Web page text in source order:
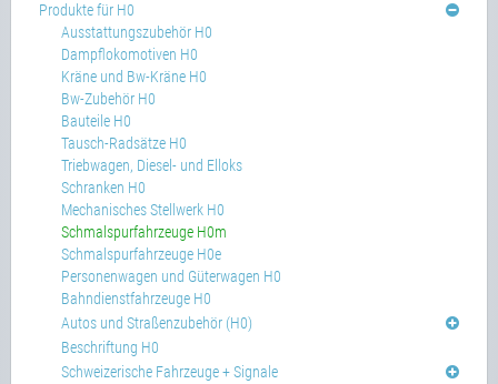
Produkte für H0
Ausstattungszubehör H0
Dampflokomotiven H0
Kräne und Bw-Kräne H0
Bw-Zubehör H0
Bauteile H0
Tausch-Radsätze H0
Triebwagen, Diesel- und Elloks
Schranken H0
Mechanisches Stellwerk H0
Schmalspurfahrzeuge H0m
Schmalspurfahrzeuge H0e
Personenwagen und Güterwagen H0
Bahndienstfahrzeuge H0
Autos und Straßenzubehör (H0)
Beschriftung H0
Schweizerische Fahrzeuge + Signale